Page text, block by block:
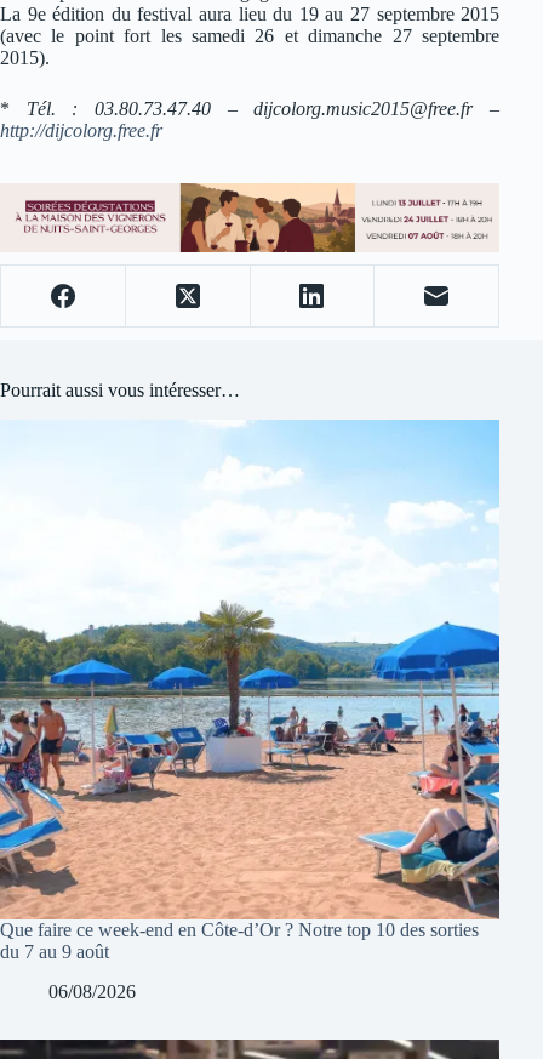
La 9e édition du festival aura lieu du 19 au 27 septembre 2015
(avec le point fort les samedi 26 et dimanche 27 septembre
2015).
* Tél. : 03.80.73.47.40 –dijcolorg.music2015@free.fr–
http://dijcolorg.free.fr
Pourrait aussi vous intéresser…
Que faire ce week-end en Côte-d’Or ? Notre top 10 des sorties
du 7 au 9 août
06/08/2026